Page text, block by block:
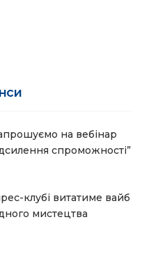
на вебінар
спроможності”
клубі витатиме вайб
мистецтва